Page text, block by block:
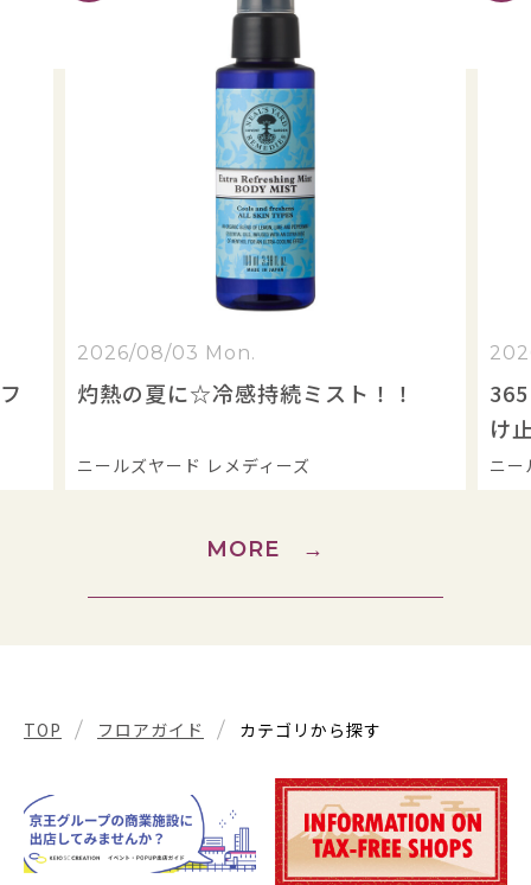
2026/08/03 Mon.
灼熱の夏に☆冷感持続ミスト！！
ニールズヤード レメディーズ
け
ニー
MORE →
TOP フロアガイド カテゴリから探す